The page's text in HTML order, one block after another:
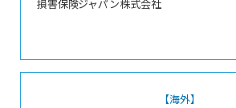
損害保険ジャパン株式会社
【海外】